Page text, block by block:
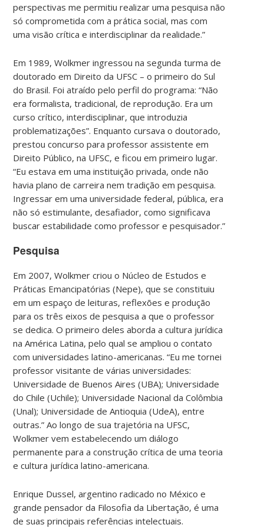
perspectivas me permitiu realizar uma pesquisa não
só comprometida com a prática social, mas com
uma visão crítica e interdisciplinar da realidade.”
Em 1989, Wolkmer ingressou na segunda turma de
doutorado em Direito da UFSC – o primeiro do Sul
do Brasil. Foi atraído pelo perfil do programa: “Não
era formalista, tradicional, de reprodução. Era um
curso crítico, interdisciplinar, que introduzia
problematizações”. Enquanto cursava o doutorado,
prestou concurso para professor assistente em
Direito Público, na UFSC, e ficou em primeiro lugar.
“Eu estava em uma instituição privada, onde não
havia plano de carreira nem tradição em pesquisa.
Ingressar em uma universidade federal, pública, era
não só estimulante, desafiador, como significava
buscar estabilidade como professor e pesquisador.”
Pesquisa
Em 2007, Wolkmer criou o Núcleo de Estudos e
Práticas Emancipatórias (Nepe), que se constituiu
em um espaço de leituras, reflexões e produção
para os três eixos de pesquisa a que o professor
se dedica. O primeiro deles aborda a cultura jurídica
na América Latina, pelo qual se ampliou o contato
com universidades latino-americanas. “Eu me tornei
professor visitante de várias universidades:
Universidade de Buenos Aires (UBA); Universidade
do Chile (Uchile); Universidade Nacional da Colômbia
(Unal); Universidade de Antioquia (UdeA), entre
outras.” Ao longo de sua trajetória na UFSC,
Wolkmer vem estabelecendo um diálogo
permanente para a construção crítica de uma teoria
e cultura jurídica latino-americana.
Enrique Dussel, argentino radicado no México e
grande pensador da Filosofia da Libertação, é uma
de suas principais referências intelectuais.